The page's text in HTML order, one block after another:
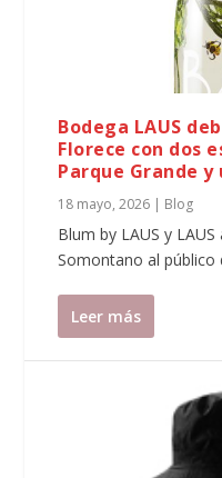
Bodega LAUS
Florece con dos
Parque Grande
18 mayo, 2026 | Blog
Blum by LAUS y
Somontano al público
Leer más